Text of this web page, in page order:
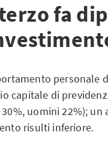
fa
personale
capitale di
uomini 22%);
risulti inferiore.